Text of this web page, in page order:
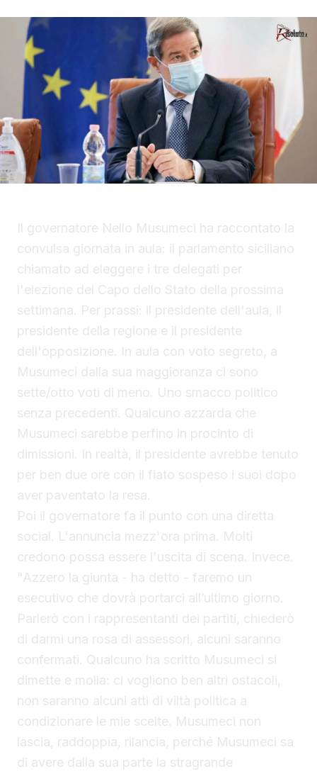
Il governatore Nello Musumeci ha raccontato la
convulsa giornata in aula: il parlamento siciliano
chiamato ad eleggere i tre delegati per
l'elezione del Capo dello Stato della prossima
settimana. Per prassi: il presidente dell'aula, il
presidente della regione e il presidente
dell'opposizione. In aula con voto segreto, a
Musumeci dalla sua maggioranza ci sono
sette/otto voti di meno. Uno smacco politico
senza precedenti. Qualcuno azzarda che
Musumeci sarebbe perfino in procinto di
dimissioni. In realtà, il presidente avrebbe tenuto
per ben due ore con il fiato sospeso i suoi dopo
aver paventato la resa.
Poi il governatore fa il punto con una diretta
social. L'annuncia mezz'ora prima. Molti
credono possa essere l'uscita di scena. Invece.
"Azzero la giunta - ha detto - faremo un
esecutivo che dovrà portarci all’ultimo giorno.
Parlerò con i rappresentanti dei partiti, chiederò
di darmi una rosa di assessori, alcuni saranno
confermati. Qualcuno ha scritto Musumeci si
dimette e molla: ci vogliono ben altri ostacoli,
non saranno alcuni atti di viltà politica a
condizionare le mie scelte. Musumeci non
lascia, raddoppia, rilancia, perché Musumeci sa
di avere dalla sua parte la stragrande